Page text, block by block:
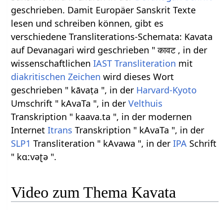
geschrieben. Damit Europäer Sanskrit Texte
lesen und schreiben können, gibt es
verschiedene Transliterations-Schemata: Kavata
auf Devanagari wird geschrieben " कावट , in der
wissenschaftlichenIAST Transliteration mit
diakritischen Zeichen wird dieses Wort
geschrieben " kāvaṭa ", in der Harvard-Kyoto
Umschrift " kAvaTa ", in derVelthuis
Transkription " kaava.ta ", in der modernen
InternetItrans Transkription " kAvaTa ", in der
SLP1 Transliteration " kAvawa ", in derIPA Schrift
" kɑːvəʈə ".
Video zum Thema Kavata